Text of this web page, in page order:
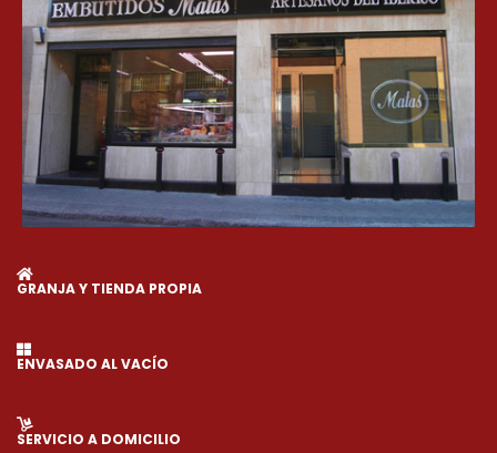
GRANJA Y TIENDA PROPIA
ENVASADO AL VACÍO
SERVICIO A DOMICILIO